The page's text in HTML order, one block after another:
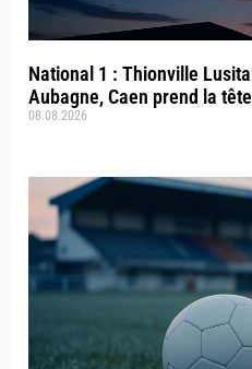
National 1 : Thionville
Aubagne, Caen prend la tête
08.08.2026